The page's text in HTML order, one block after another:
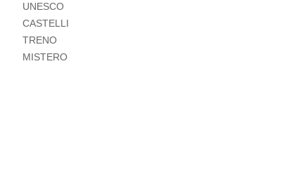
UNESCO
CASTELLI
TRENO
MISTERO